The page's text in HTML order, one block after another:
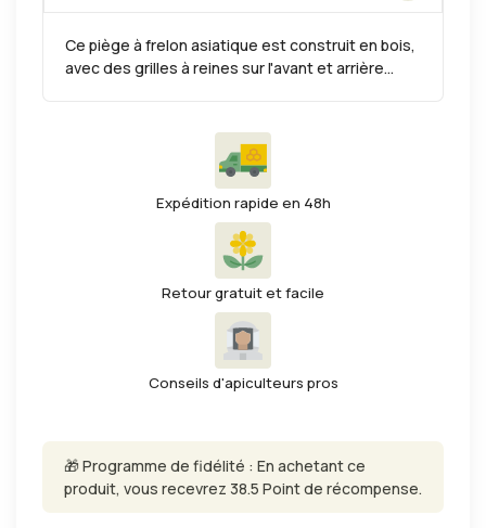
Ce piège à frelon asiatique est construit en bois,
avec des grilles à reines sur l'avant et arrière...
Expédition rapide en 48h
Retour gratuit et facile
Conseils d'apiculteurs pros
🎁 Programme de fidélité : En achetant ce
produit, vous recevrez 38.5 Point de récompense.